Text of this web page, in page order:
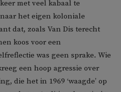
met veel kabaal te
het eigen koloniale
dat, zoals Van Dis terecht
koos voor een
was geen sprake. Wie
een hoop agressie over
die het in 1969 ‘waagde’ op